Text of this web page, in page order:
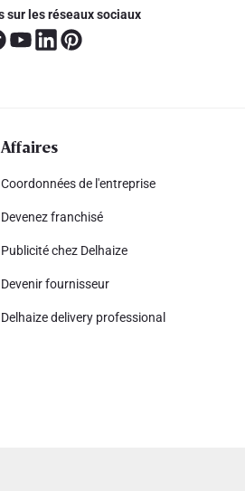
sur les réseaux sociaux
Affaires
Coordonnées de l'entreprise
Devenez franchisé
Publicité chez Delhaize
Devenir fournisseur
Delhaize delivery professional